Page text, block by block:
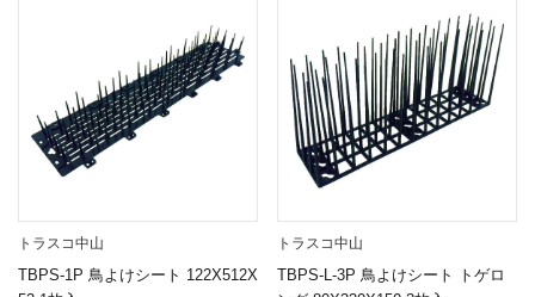
トラスコ中山
TBPS-1P 鳥よけシート 122X512X
トラスコ中山
TBPS-L-3P 鳥よけシート トゲロ